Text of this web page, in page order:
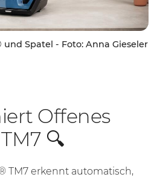
Spatel - Foto: Anna Gieseler
Offenes
🔍
TM7 erkennt automatisch,